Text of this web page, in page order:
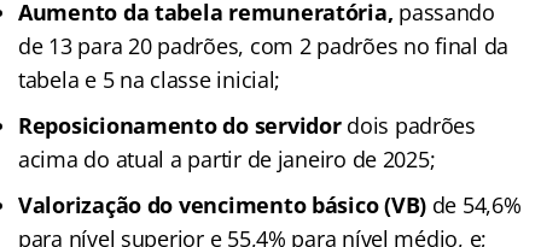
Aumento da tabela remuneratória, passando
de 13 para 20 padrões, com 2 padrões no final da
tabela e 5 na classe inicial;
Reposicionamento do servidor dois padrões
acima do atual a partir de janeiro de 2025;
Valorização do vencimento básico (VB) de 54,6%
para nível superior e 55,4% para nível médio, e;